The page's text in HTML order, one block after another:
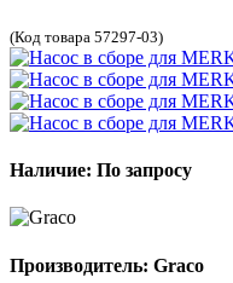
(Код товара 57297-03)
Наличие: По запросу
Производитель: Graco